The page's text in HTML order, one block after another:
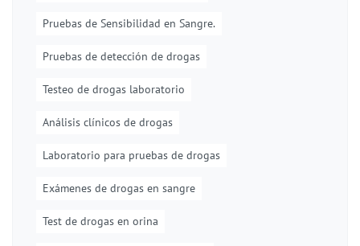
Pruebas de Sensibilidad en Sangre.
Pruebas de detección de drogas
Testeo de drogas laboratorio
Análisis clínicos de drogas
Laboratorio para pruebas de drogas
Exámenes de drogas en sangre
Test de drogas en orina